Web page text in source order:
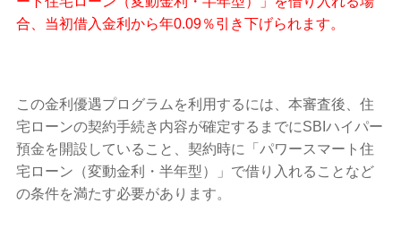
合、当初借入金利から年0.09％引き下げられます。
この金利優遇プログラムを利用するには、本審査後、住
宅ローンの契約手続き内容が確定するまでにSBIハイパー
預金を開設していること、契約時に「パワースマート住
宅ローン（変動金利・半年型）」で借り入れることなど
の条件を満たす必要があります。